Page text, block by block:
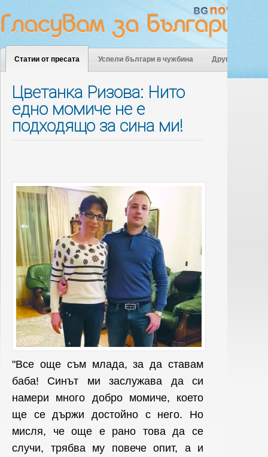
Статии от пресата Успели българи в чужбина Други
Цветанка Ризова: Нито
едно момиче не е
подходящо за сина ми!
"Все още съм млада, за да ставам
баба! Синът ми заслужава да си
намери много добро момиче, което
ще се държи достойно с него. Но
мисля, че още е рано това да се
случи, трябва му повече опит, а и